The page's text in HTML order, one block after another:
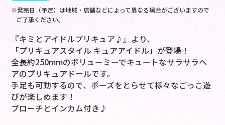
※発売日（予定）は地域・店舗などによって異なる場合がございますので
ご了承ください。
『キミとアイドルプリキュア♪』より、
「プリキュアスタイル キュアアイドル」が登場！
全長約250mmのボリューミーでキュートなサラサラヘ
アのプリキュアドールです。
手足も可動するので、ポーズをとらせて様々なごっこ遊
びが楽しめます！
ブローチとインカム付き♪